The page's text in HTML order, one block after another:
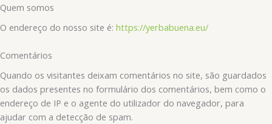
Quem somos
O endereço do nosso site é: https://yerbabuena.eu/
Comentários
Quando os visitantes deixam comentários no site, são guardados
os dados presentes no formulário dos comentários, bem como o
endereço de IP e o agente do utilizador do navegador, para
ajudar com a detecção de spam.